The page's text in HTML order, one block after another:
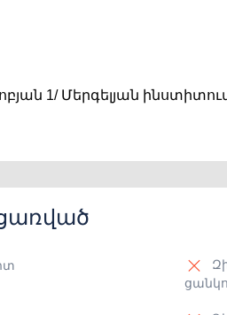
1/ Մերգելյան